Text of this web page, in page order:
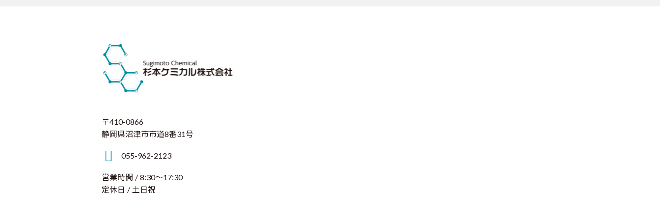
〒410-0866
静岡県沼津市市道8番31号
055-962-2123
営業時間 / 8:30～17:30
定休日 / 土日祝